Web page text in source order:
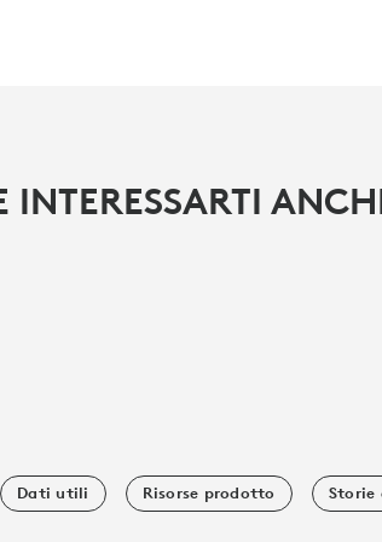
INTERESSARTI
Dati utili Risorse prodotto Storie